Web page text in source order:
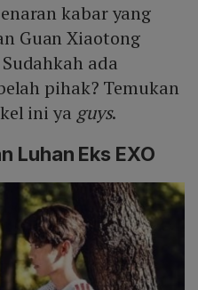
kabar yang
Guan Xiaotong
ada
pihak? Temukan
ini ya guys.
Luhan Eks EXO